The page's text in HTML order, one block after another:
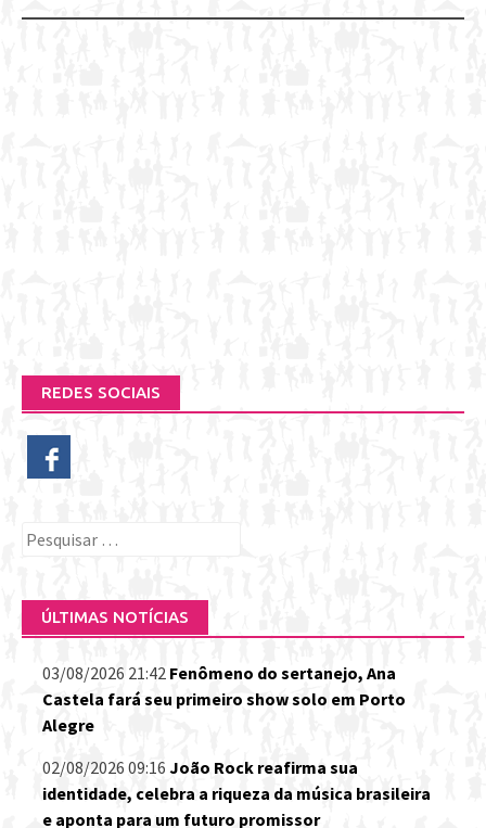
REDES SOCIAIS
Pesquisar
ÚLTIMAS NOTÍCIAS
03/08/2026 21:42 Fenômeno do sertanejo, Ana
Castela fará seu primeiro show solo em Porto
Alegre
02/08/2026 09:16 João Rock reafirma sua
identidade, celebra a riqueza da música brasileira
e aponta para um futuro promissor